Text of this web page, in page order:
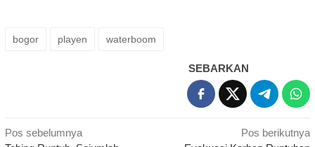
bogor playen waterboom
SEBARKAN
Navigasi
Pos sebelumnya
Pos berikutnya